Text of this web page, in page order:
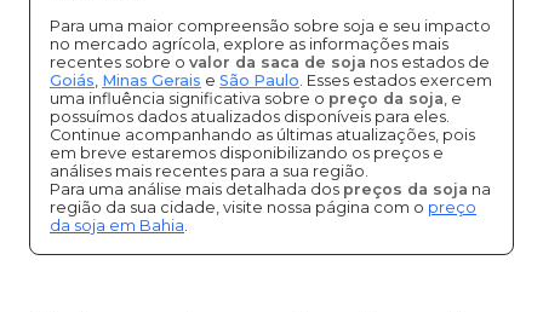
Para uma maior compreensão sobre soja e seu impacto
no mercado agrícola, explore as informações mais
recentes sobre o valor da saca de soja nos estados de
Goiás, Minas Gerais e São Paulo. Esses estados exercem
uma influência significativa sobre o preço da soja, e
possuímos dados atualizados disponíveis para eles.
Continue acompanhando as últimas atualizações, pois
em breve estaremos disponibilizando os preços e
análises mais recentes para a sua região.
Para uma análise mais detalhada dos preços da soja na
região da sua cidade, visite nossa página com o preço
da soja em Bahia.